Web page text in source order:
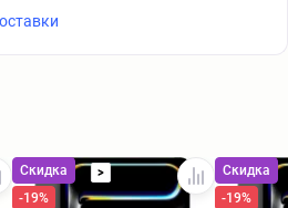
Скидка
>
-19%
Скидка
-19%